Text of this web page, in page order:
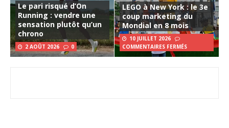
Le pari risqué d’On
Running : vendre une
sensation plutôt qu’un
chrono
2 AOÛT 2026 0
LEGO à New York : le 3e
coup marketing du
Mondial en 8 mois
10 JUILLET 2026
COMMENTAIRES FERMÉS